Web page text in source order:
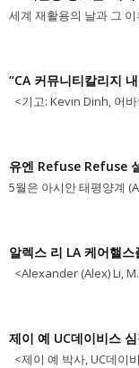
세계 재활용의 날과 그
“CA 커뮤니티칼리지
<기고: Kevin Dinh, 어
유엔 Refuse Refuse
5월은 아시안 태평양계
알렉스 리 LA 케어핼
<Alexander (Alex) Li,
제이 예 UC데이비스
<제이 예 박사, UC데이